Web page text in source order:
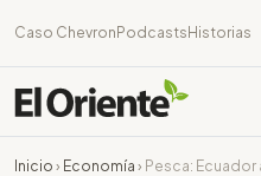
Caso Chevron Podcasts Historias
Inicio › Economía › Pesca: Ecuador